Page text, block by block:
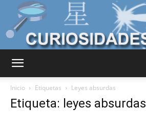
Inicio Etiquetas Leyes absurdas
Etiqueta: leyes absurdas